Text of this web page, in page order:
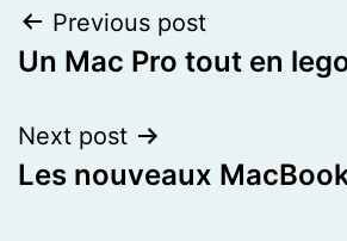
Post
navigation
Previous post
Un Mac Pro tout en
Next post
Les nouveaux